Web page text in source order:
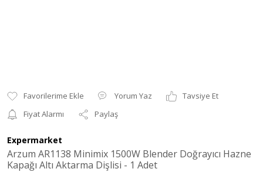
Yorum Yaz
Tavsiye Et
Fiyat Alarmı
Paylaş
Expermarket
Arzum AR1138 Minimix 1500W Blender Doğrayıcı Hazne
Kapağı Altı Aktarma Dişlisi - 1 Adet